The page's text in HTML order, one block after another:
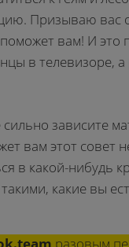
Призываю вас
вам! И
в телевизоре,
зависите
вам этот совет
в какой-нибудь
какие вы
разовым